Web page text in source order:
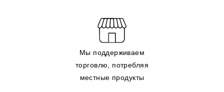
Мы поддерживаем
торговлю, потребляя
местные продукты